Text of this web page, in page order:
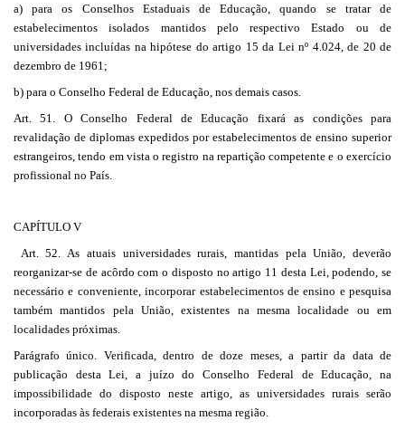
a) para os Conselhos Estaduais de Educação, quando se tratar de
estabelecimentos isolados mantidos pelo respectivo Estado ou de
universidades incluídas na hipótese do artigo 15 da Lei nº 4.024, de 20 de
dezembro de 1961;
b) para o Conselho Federal de Educação, nos demais casos.
Art. 51. O Conselho Federal de Educação fixará as condições para
revalidação de diplomas expedidos por estabelecimentos de ensino superior
estrangeiros, tendo em vista o registro na repartição competente e o exercício
profissional no País.
CAPÍTULO V
Art. 52. As atuais universidades rurais, mantidas pela União, deverão
reorganizar-se de acôrdo com o disposto no artigo 11 desta Lei, podendo, se
necessário e conveniente, incorporar estabelecimentos de ensino e pesquisa
também mantidos pela União, existentes na mesma localidade ou em
localidades próximas.
Parágrafo único. Verificada, dentro de doze meses, a partir da data de
publicação desta Lei, a juízo do Conselho Federal de Educação, na
impossibilidade do disposto neste artigo, as universidades rurais serão
incorporadas às federais existentes na mesma região.